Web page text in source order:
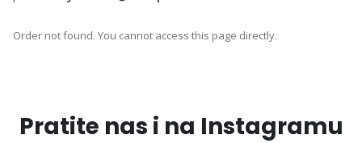
Order not found. You cannot access this page directly.
Pratite nas i na Instagramu